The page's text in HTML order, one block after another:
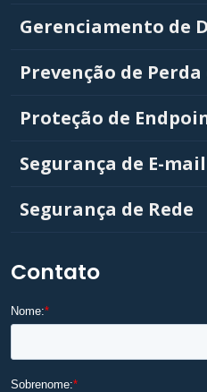
Gerenciamento de
Prevenção de Perda
Proteção de
Segurança de E-mail
Segurança de Rede
Contato